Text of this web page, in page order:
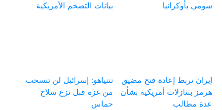
سومي بأوكرانيا
بيانات التضخم الأمريكية
إيران تربط إعادة فتح مضيق
هرمز بتنازلات أمريكية بشأن
عدة مطالب
نتنياهو: إسرائيل لن تنسحب
من غزة قبل نزع سلاح
حماس